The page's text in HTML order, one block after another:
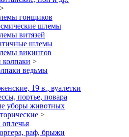
>
гонщиков
шлемы
витязей
шлемы
викингов
>
ведьмы
19 в., вуалетки
портье, повара
уборы животных
>
раф, брыжи